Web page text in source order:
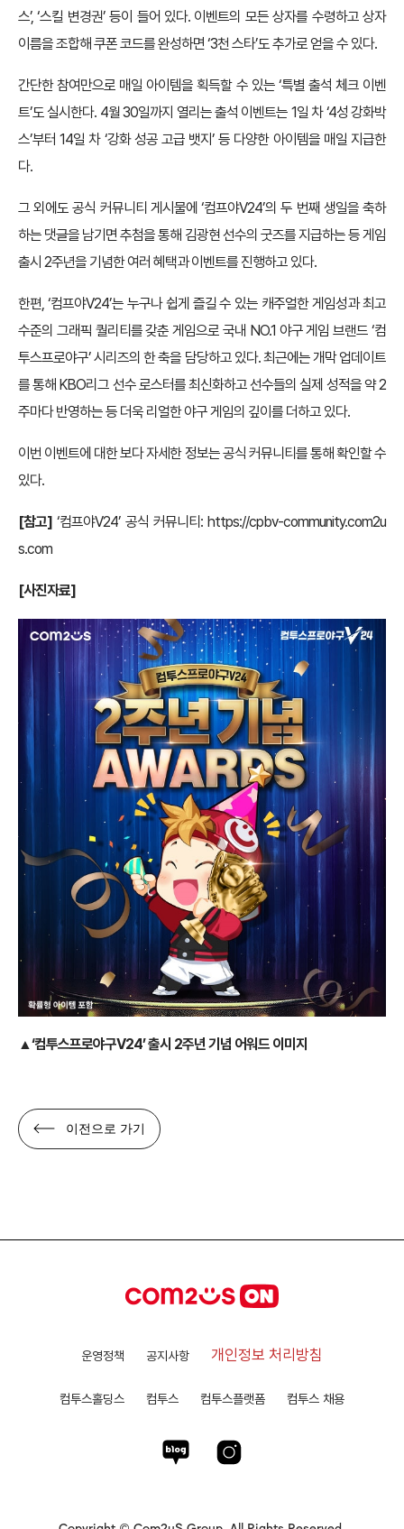
스’, ‘스킬 변경권’ 등이 들어 있다. 이벤트의 모든 상자를 수령하고 상자
이름을 조합해 쿠폰 코드를 완성하면 ‘3천 스타’도 추가로 얻을 수 있다.
간단한 참여만으로 매일 아이템을 획득할 수 있는 ‘특별 출석 체크 이벤
트’도 실시한다. 4월 30일까지 열리는 출석 이벤트는 1일 차 ‘4성 강화박
스’부터 14일 차 ‘강화 성공 고급 뱃지’ 등 다양한 아이템을 매일 지급한
다.
그 외에도 공식 커뮤니티 게시물에 ‘컴프야V24’의 두 번째 생일을 축하
하는 댓글을 남기면 추첨을 통해 김광현 선수의 굿즈를 지급하는 등 게임
출시 2주년을 기념한 여러 혜택과 이벤트를 진행하고 있다.
한편, ‘컴프야V24’는 누구나 쉽게 즐길 수 있는 캐주얼한 게임성과 최고
수준의 그래픽 퀄리티를 갖춘 게임으로 국내 NO.1 야구 게임 브랜드 ‘컴
투스프로야구’ 시리즈의 한 축을 담당하고 있다. 최근에는 개막 업데이트
를 통해 KBO리그 선수 로스터를 최신화하고 선수들의 실제 성적을 약 2
주마다 반영하는 등 더욱 리얼한 야구 게임의 깊이를 더하고 있다.
이번 이벤트에 대한 보다 자세한 정보는 공식 커뮤니티를 통해 확인할 수
있다.
[참고] ‘컴프야V24’ 공식 커뮤니티: https://cpbv-community.com2u
s.com
[사진자료]
▲‘컴투스프로야구V24’ 출시 2주년 기념 어워드 이미지
이전으로 가기
운영정책 공지사항 개인정보 처리방침
컴투스홀딩스 컴투스 컴투스플랫폼 컴투스 채용